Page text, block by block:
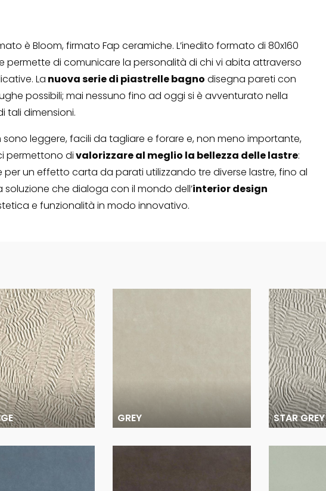
è Bloom, firmato Fap ceramiche. L’inedito formato di 80x160
permette di comunicare la personalità di chi vi abita attraverso
La nuova serie di piastrelle bagno disegna pareti con
possibili; mai nessuno fino ad oggi si è avventurato nella
tali dimensioni.
sono leggere, facili da tagliare e forare e, non meno importante,
permettono divalorizzare al meglio la bellezza delle lastre:
per un effetto carta da parati utilizzando tre diverse lastre, fino al
che dialoga con il mondo dell’interior design
e funzionalità in modo innovativo.
GREY STAR GREY